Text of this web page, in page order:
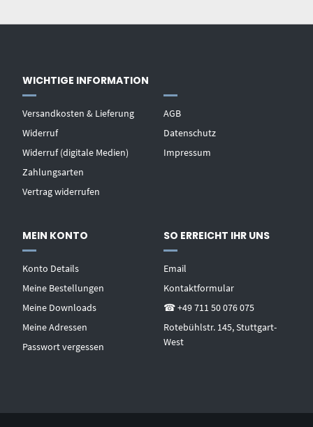
WICHTIGE INFORMATION
Versandkosten & Lieferung
Widerruf
Widerruf (digitale Medien)
Zahlungsarten
Vertrag widerrufen
AGB
Datenschutz
Impressum
MEIN KONTO
Konto Details
Meine Bestellungen
Meine Downloads
Meine Adressen
Passwort vergessen
SO ERREICHT IHR UNS
Email
Kontaktformular
☎ +49 711 50 076 075
Rotebühlstr. 145, Stuttgart-
West